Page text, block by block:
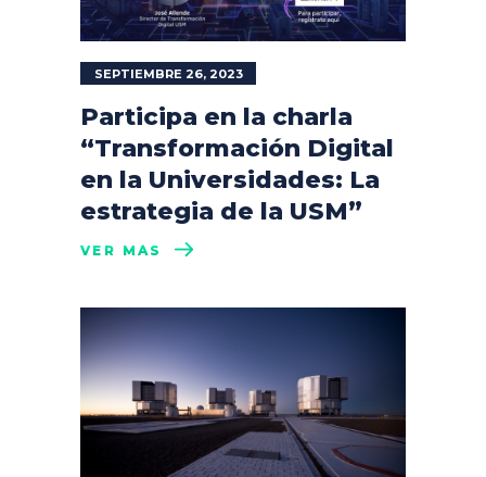
SEPTIEMBRE 26, 2023
Participa en la charla
“Transformación Digital
en la Universidades: La
estrategia de la USM”
VER MÁS